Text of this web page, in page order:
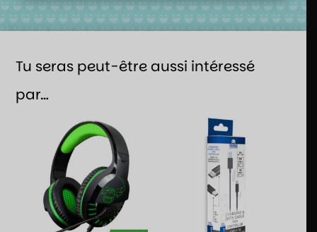
Tu seras peut-être aussi intéressé
par…